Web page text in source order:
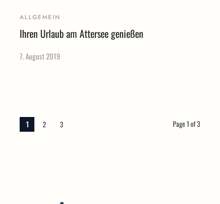
ALLGEMEIN
Ihren Urlaub am Attersee genießen
7. August 2019
1 2 3 Page 1 of 3